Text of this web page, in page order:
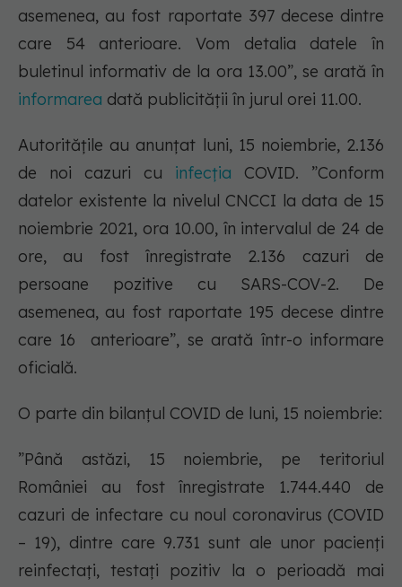
asemenea, au fost raportate 397 decese dintre
care 54 anterioare. Vom detalia datele în
buletinul informativ de la ora 13.00”, se arată în
informarea dată publicității în jurul orei 11.00.
Autoritățile au anunțat luni, 15 noiembrie, 2.136
de noi cazuri cu infecția COVID. ”Conform
datelor existente la nivelul CNCCI la data de 15
noiembrie 2021, ora 10.00, în intervalul de 24 de
ore, au fost înregistrate 2.136 cazuri de
persoane pozitive cu SARS-COV-2. De
asemenea, au fost raportate 195 decese dintre
care 16 anterioare”, se arată într-o informare
oficială.
O parte din bilanțul COVID de luni, 15 noiembrie:
”Până astăzi, 15 noiembrie, pe teritoriul
României au fost înregistrate 1.744.440 de
cazuri de infectare cu noul coronavirus (COVID
– 19), dintre care 9.731 sunt ale unor pacienți
reinfectați, testați pozitiv la o perioadă mai